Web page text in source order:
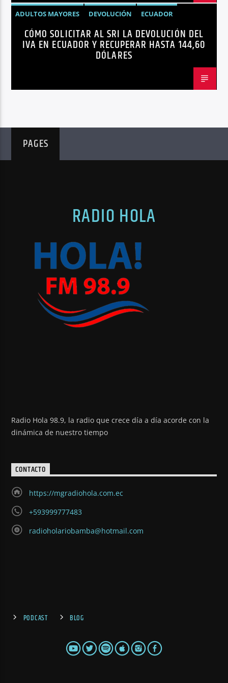
ADULTOS MAYORES DEVOLUCIÓN
ECUADOR
NEGOCIOS
NOTICIAS PERSONAS CON DISCAPACIDAD
CÓMO SOLICITAR AL SRI LA DEVOLUCIÓN DEL
IVA EN ECUADOR Y RECUPERAR HASTA 144,60
DÓLARES
PAGES
RADIO HOLA
Radio Hola 98.9, la radio que crece día a día acorde con la
dinámica de nuestro tiempo
CONTACTO
https://mgradiohola.com.ec
+593999777483
radioholariobamba@hotmail.com
PODCAST BLOG